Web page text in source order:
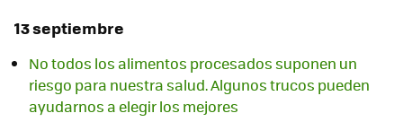
13 septiembre
No todos los alimentos procesados suponen un
riesgo para nuestra salud. Algunos trucos pueden
ayudarnos a elegir los mejores